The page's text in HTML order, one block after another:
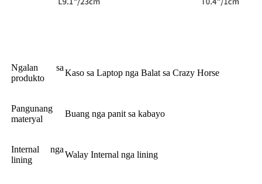
Ngalan sa
produkto
Kaso sa Laptop nga Balat sa Crazy Horse
Pangunang
materyal
Buang nga panit sa kabayo
Internal nga
lining
Walay Internal nga lining